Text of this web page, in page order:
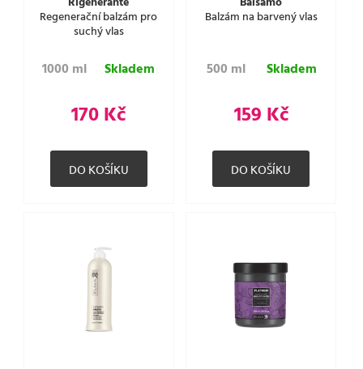
Regenerační balzám pro
suchý vlas
1000 ml Skladem
170 Kč
Balzám na barvený vlas
500 ml Skladem
159 Kč